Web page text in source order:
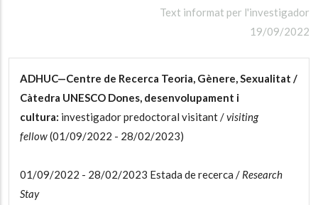
Text informat per l'investigador
19/09/2022
ADHUC—Centre de Recerca Teoria, Gènere, Sexualitat /
Càtedra UNESCO Dones, desenvolupament i
cultura: investigador predoctoral visitant /visiting
fellow(01/09/2022 - 28/02/2023)
01/09/2022 - 28/02/2023 Estada de recerca / Research
Stay